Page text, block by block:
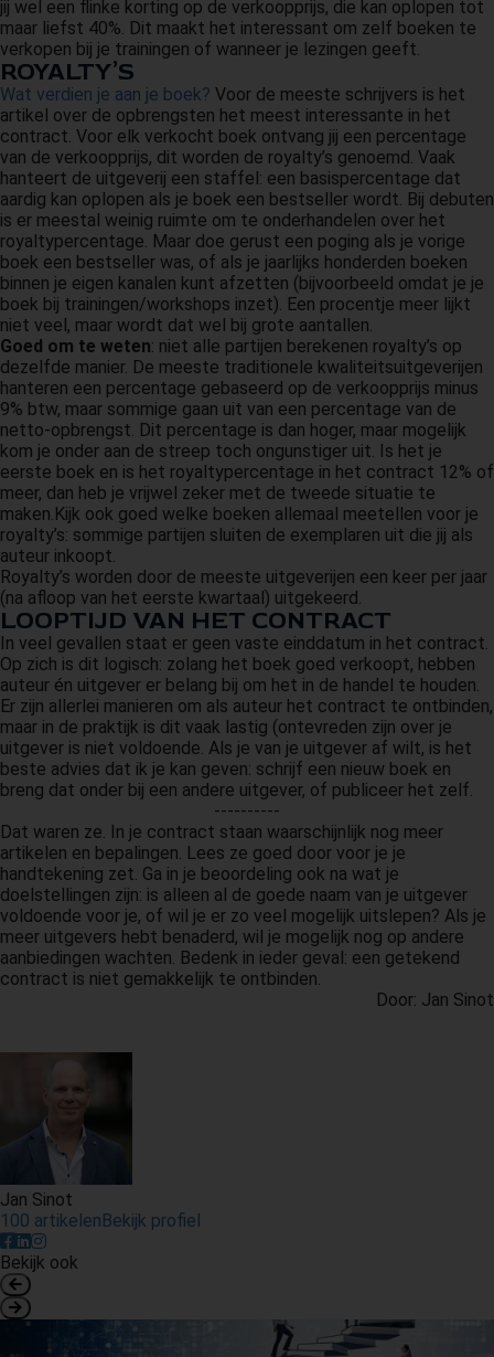
jij wel een flinke korting op de verkoopprijs, die kan oplopen tot
maar liefst 40%. Dit maakt het interessant om zelf boeken te
verkopen bij je trainingen of wanneer je lezingen geeft.
ROYALTY’S
Wat verdien je aan je boek? Voor de meeste schrijvers is het
artikel over de opbrengsten het meest interessante in het
contract. Voor elk verkocht boek ontvang jij een percentage
van de verkoopprijs, dit worden de royalty’s genoemd. Vaak
hanteert de uitgeverij een staffel: een basispercentage dat
aardig kan oplopen als je boek een bestseller wordt. Bij debuten
is er meestal weinig ruimte om te onderhandelen over het
royaltypercentage. Maar doe gerust een poging als je vorige
boek een bestseller was, of als je jaarlijks honderden boeken
binnen je eigen kanalen kunt afzetten (bijvoorbeeld omdat je je
boek bij trainingen/workshops inzet). Een procentje meer lijkt
niet veel, maar wordt dat wel bij grote aantallen.
Goed om te weten: niet alle partijen berekenen royalty’s op
dezelfde manier. De meeste traditionele kwaliteitsuitgeverijen
hanteren een percentage gebaseerd op de verkoopprijs minus
9% btw, maar sommige gaan uit van een percentage van de
netto-opbrengst. Dit percentage is dan hoger, maar mogelijk
kom je onder aan de streep toch ongunstiger uit. Is het je
eerste boek en is het royaltypercentage in het contract 12% of
meer, dan heb je vrijwel zeker met de tweede situatie te
maken.Kijk ook goed welke boeken allemaal meetellen voor je
royalty’s: sommige partijen sluiten de exemplaren uit die jij als
auteur inkoopt.
Royalty’s worden door de meeste uitgeverijen een keer per jaar
(na afloop van het eerste kwartaal) uitgekeerd.
LOOPTIJD VAN HET CONTRACT
In veel gevallen staat er geen vaste einddatum in het contract.
Op zich is dit logisch: zolang het boek goed verkoopt, hebben
auteur én uitgever er belang bij om het in de handel te houden.
Er zijn allerlei manieren om als auteur het contract te ontbinden,
maar in de praktijk is dit vaak lastig (ontevreden zijn over je
uitgever is niet voldoende. Als je van je uitgever af wilt, is het
beste advies dat ik je kan geven: schrijf een nieuw boek en
breng dat onder bij een andere uitgever, of publiceer het zelf.
----------
Dat waren ze. In je contract staan waarschijnlijk nog meer
artikelen en bepalingen. Lees ze goed door voor je je
handtekening zet. Ga in je beoordeling ook na wat je
doelstellingen zijn: is alleen al de goede naam van je uitgever
voldoende voor je, of wil je er zo veel mogelijk uitslepen? Als je
meer uitgevers hebt benaderd, wil je mogelijk nog op andere
aanbiedingen wachten. Bedenk in ieder geval: een getekend
contract is niet gemakkelijk te ontbinden.
Door: Jan Sinot
Jan Sinot
100 artikelenBekijk profiel
Bekijk ook